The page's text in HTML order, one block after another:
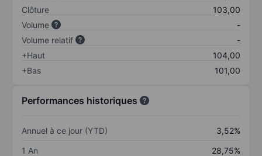
Clôture
103,00
Volume
-
Volume relatif
-
+Haut
104,00
+Bas
101,00
Performances historiques
Annuel à ce jour (YTD)
3,52%
1 An
28,75%